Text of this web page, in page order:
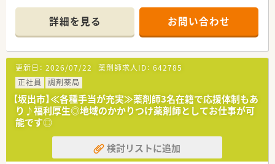
します。
＜業務内容＞
■外来対応がメインです。
処方箋は1日40枚程度です。
薬剤師は常勤3名在籍しています。
＜研修制度＞
■環境の変化に応じ、ステージに合った研修を実施しておりま
す。
薬剤師職に特化した研修を経験に応じて準備しております。
実技研修では実際の業務さながらの体験とともに、幅広く薬剤
師の仕事を学び、
仕事への理解を深めることが出来ます。
詳細を見る お問い合わせ
更新日： 2026/07/22 薬剤師求人ID： 642785
正社員
調剤薬局
【坂出市】≪各種手当が充実≫薬剤師3名在籍で応援体制もあ
り♪福利厚生◎地域のかかりつけ薬剤師としてお仕事が可
能です◎
検討リストに追加